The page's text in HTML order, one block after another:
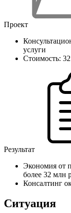
Проект
услуги
Стоимость:
Результат
Экономия от
более 32 млн
Консалтинг
Ситуация